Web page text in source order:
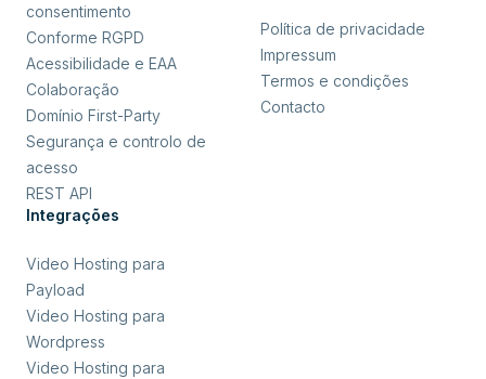
consentimento
Conforme RGPD
Acessibilidade e EAA
Colaboração
Domínio First-Party
Segurança e controlo de
acesso
REST API
Integrações
Video Hosting para
Payload
Video Hosting para
Wordpress
Video Hosting para
Política de privacidade
Impressum
Termos e condições
Contacto